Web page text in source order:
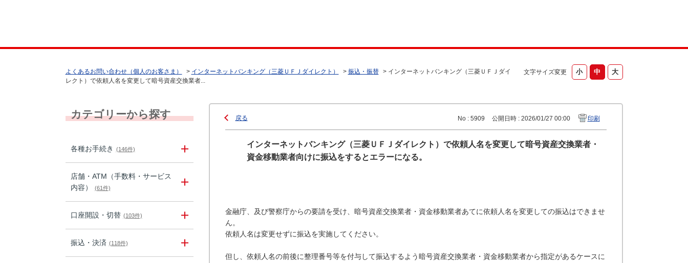
文字サイズ変更
よくあるお問い合わせ（個人のお客さま） > インターネットバンキング（三菱ＵＦＪダイレクト） > 振込・振替 > インターネットバンキング（三菱ＵＦＪダイ
レクト）で依頼人名を変更して暗号資産交換業者...
カテゴリーから探す
各種お手続き (146件)
店舗・ATM（手数料・サービス
内容）
(61件)
口座開設・切替 (103件)
振込・決済 (118件)
戻る No : 5909 公開日時 : 2026/01/27 00:00 印刷
インターネットバンキング（三菱ＵＦＪダイレクト）で依頼人名を変更して暗号資産交換業者・
資金移動業者向けに振込をするとエラーになる。
金融庁、及び警察庁からの要請を受け、暗号資産交換業者・資金移動業者あてに依頼人名を変更しての振込はできませ
ん。
依頼人名は変更せずに振込を実施してください。
但し、依頼人名の前後に整理番号等を付与して振込するよう暗号資産交換業者・資金移動業者から指定があるケースに